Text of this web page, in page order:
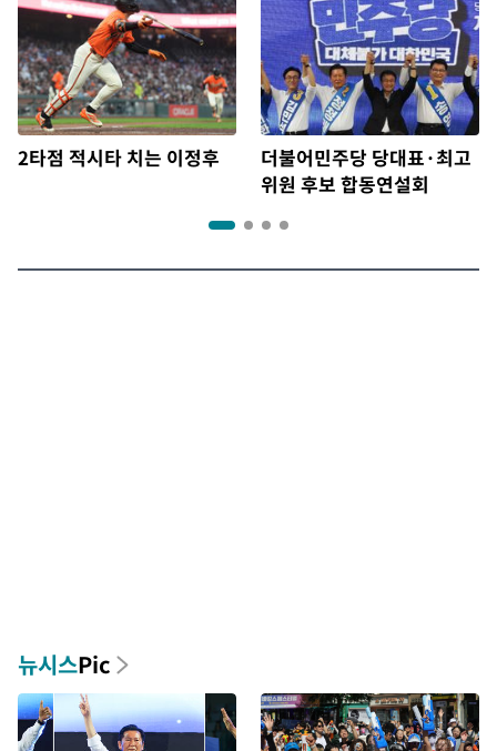
2타점 적시타 치는 이정후
더불어민주당 당대표·최고
위원 후보 합동연설회
뉴시스Pic